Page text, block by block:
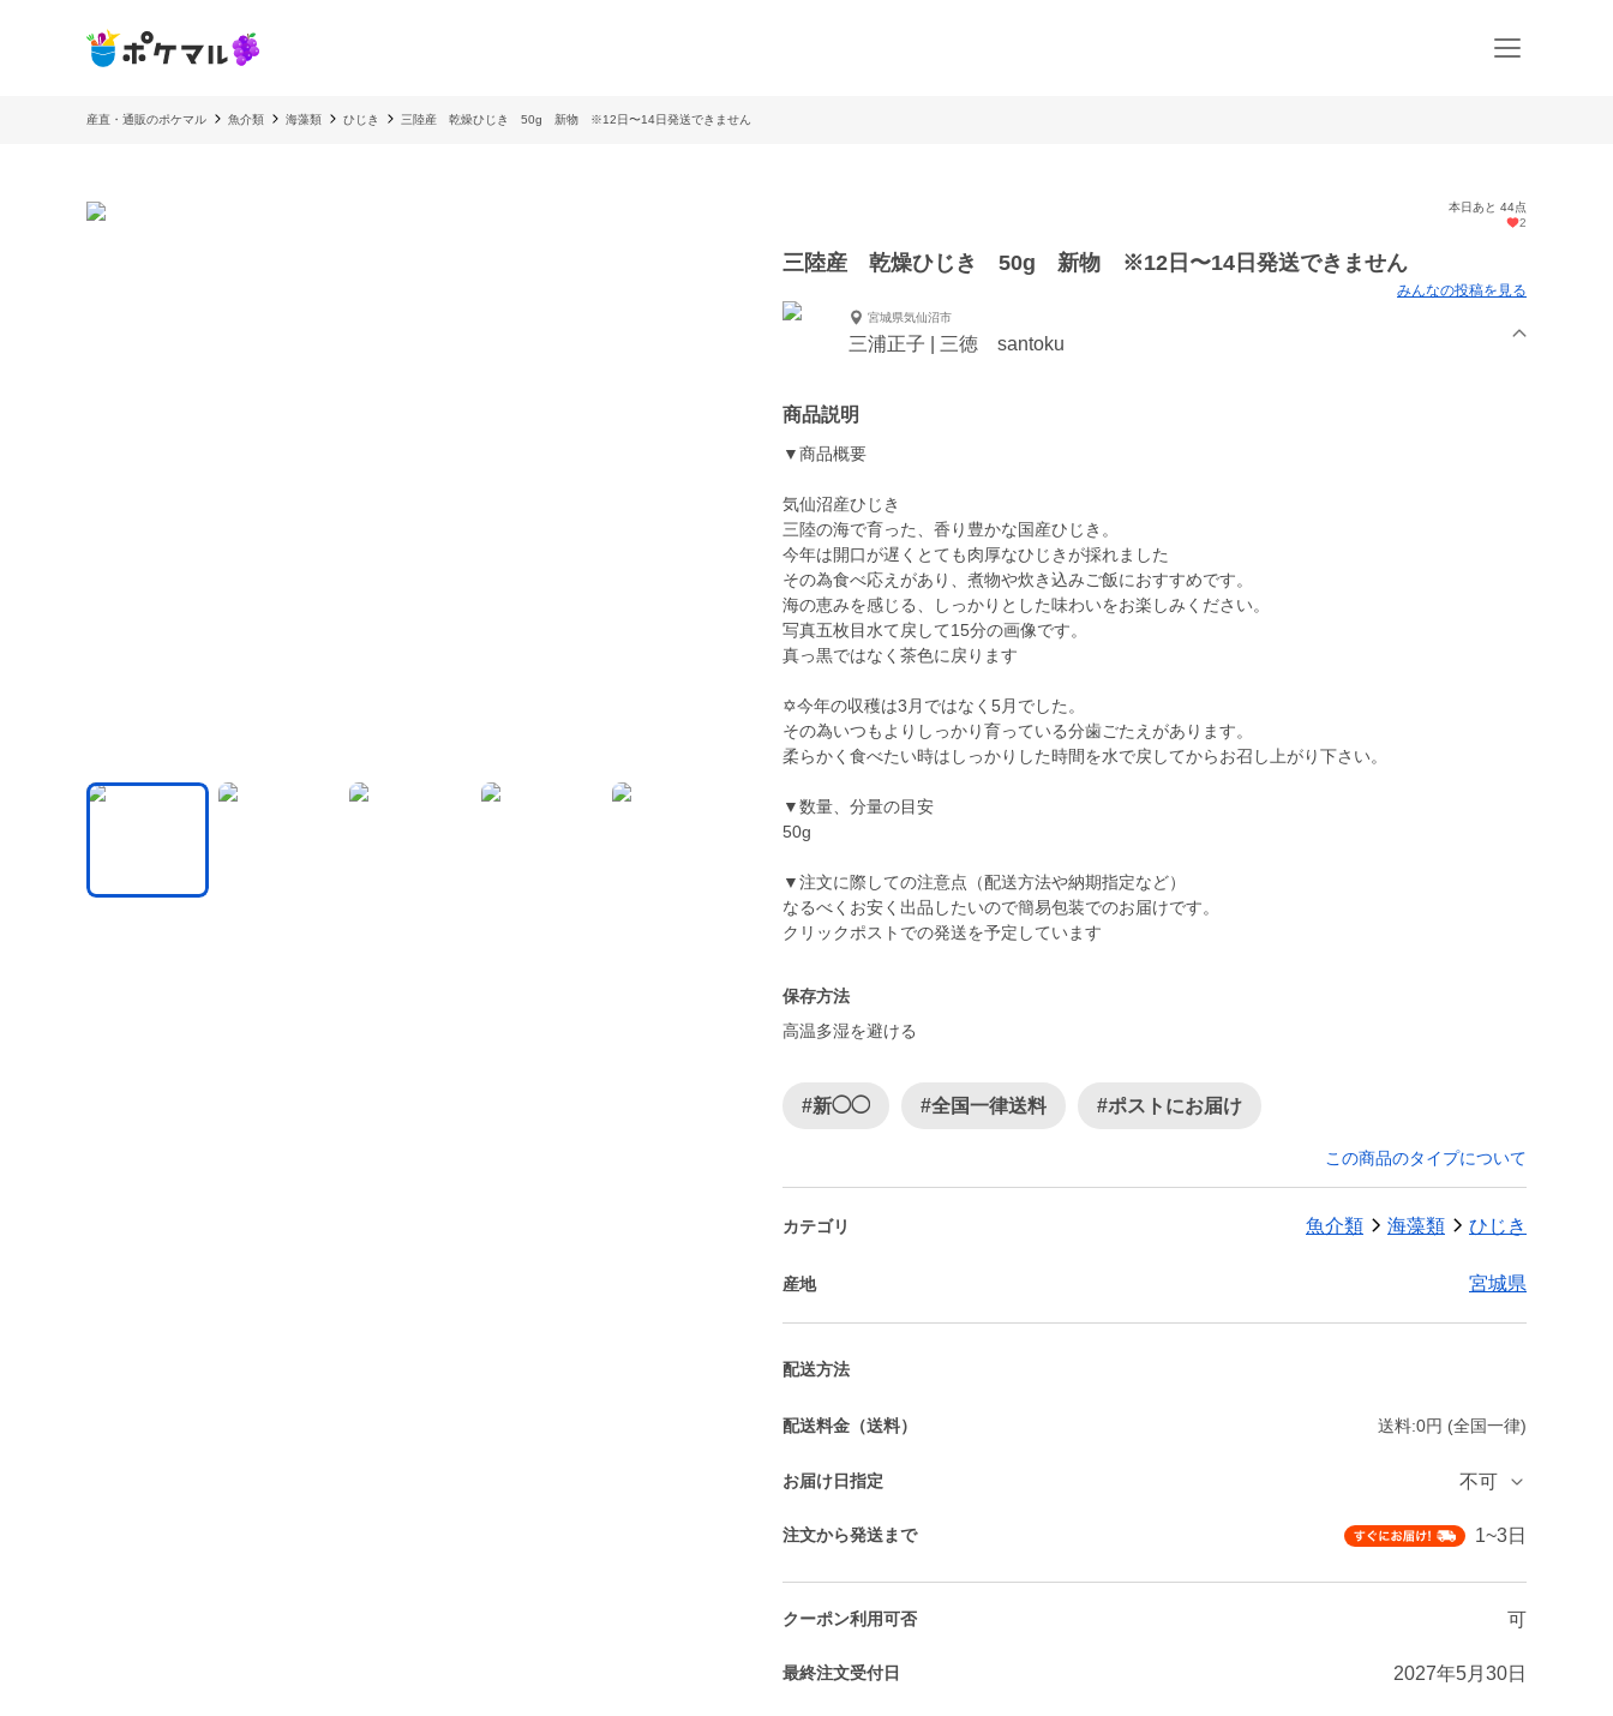
産直・通販のポケマル 魚介類 海藻類 ひじき 三陸産 乾燥ひじき 50g 新物 ※12日〜14日発送できません
本日あと 44点
2
三陸産 乾燥ひじき 50g 新物 ※12日〜14日発送できません
みんなの投稿を見る
宮城県気仙沼市
三浦正子 | 三徳 santoku
商品説明
▼商品概要
気仙沼産ひじき
三陸の海で育った、香り豊かな国産ひじき。
今年は開口が遅くとても肉厚なひじきが採れました
その為食べ応えがあり、煮物や炊き込みご飯におすすめです。
海の恵みを感じる、しっかりとした味わいをお楽しみください。
写真五枚目水て戻して15分の画像です。
真っ黒ではなく茶色に戻ります
✡今年の収穫は3月ではなく5月でした。
その為いつもよりしっかり育っている分歯ごたえがあります。
柔らかく食べたい時はしっかりした時間を水で戻してからお召し上がり下さい。
▼数量、分量の目安
50g
▼注文に際しての注意点（配送方法や納期指定など）
なるべくお安く出品したいので簡易包装でのお届けです。
クリックポストでの発送を予定しています
保存方法
高温多湿を避ける
#新◯◯ #全国一律送料 #ポストにお届け
この商品のタイプについて
カテゴリ 魚介類 海藻類 ひじき
産地 宮城県
配送方法
配送料金（送料） 送料:0円 (全国一律)
お届け日指定 不可
注文から発送まで 1~3日
クーポン利用可否 可
最終注文受付日 2027年5月30日